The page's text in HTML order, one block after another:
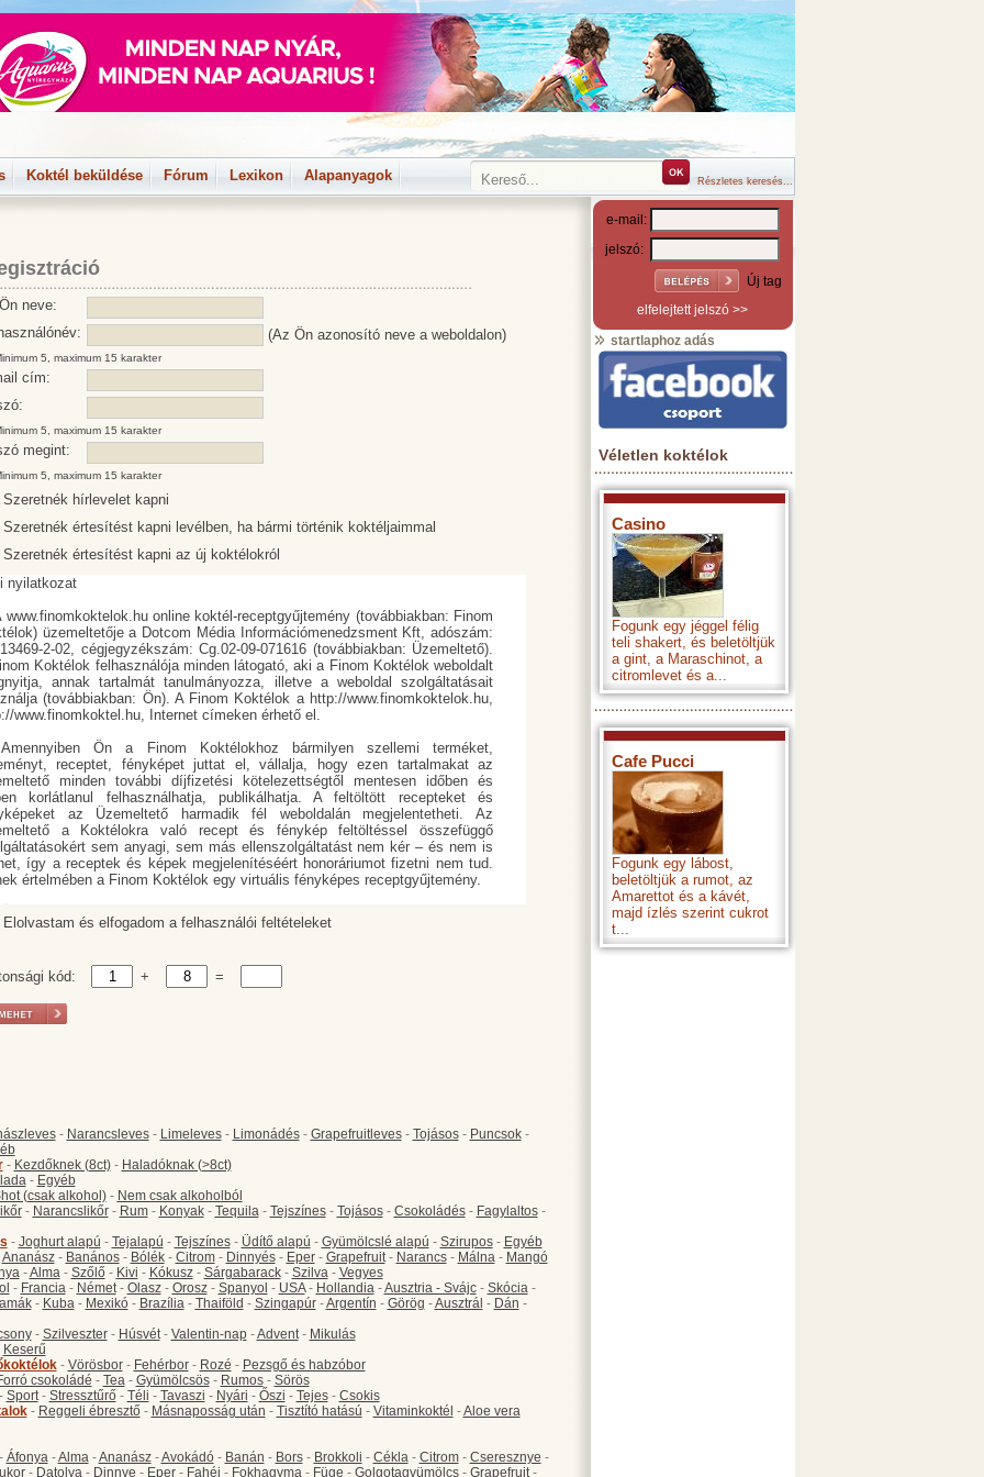
Koktél beküldése Fórum Lexikon Alapanyagok Részletes keresés...
neve:
(Az Ön azonosító neve a weboldalon)
5, maximum 15 karakter
cím:
5, maximum 15 karakter
megint:
5, maximum 15 karakter
Szeretnék hírlevelet kapni
Szeretnék értesítést kapni levélben, ha bármi történik koktéljaimmal
Szeretnék értesítést kapni az új koktélokról
Elolvastam és elfogadom a felhasználói feltételeket
kód: + =
- Narancsleves- Limeleves- Limonádés- Grapefruitleves- Tojásos- Puncsok-
- Kezdőknek (8ct)- Haladóknak (>8ct)
- Egyéb
(csak alkohol)- Nem csak alkoholból
- Narancslikőr- Rum- Konyak- Tequila- Tejszínes- Tojásos- Csokoládés- Fagylaltos-
- Joghurt alapú - Tejalapú - Tejszínes- Üdítő alapú - Gyümölcslé alapú - Szirupos- Egyéb
Ananász- Banános- Bólék- Citrom- Dinnyés- Eper- Grapefruit- Narancs- Málna- Mangó
-Alma- Szőlő- Kivi - Kókusz- Sárgabarack- Szilva- Vegyes
- Francia- Német- Olasz- Orosz- Spanyol - USA- Hollandia-Ausztria - Svájc- Skócia-
- Kuba- Mexikó- Brazília- Thaiföld - Szingapúr-Argentín - Görög -Ausztrál - Dán -
- Szilveszter- Húsvét- Valentin-nap-Advent- Mikulás
Keserű
- Vörösbor- Fehérbor- Rozé - Pezsgő és habzóbor
csokoládé - Tea- Gyümölcsös- Rumos- Sörös
Sport- Stressztűrő- Téli - Tavaszi - Nyári - Őszi - Tejes- Csokis
- Reggeli ébresztő- Másnaposság után - Tisztító hatású - Vitaminkoktél -Aloe vera
Áfonya-Alma-Ananász-Avokádó- Banán - Bors- Brokkoli - Cékla- Citrom- Cseresznye -
- Datolya- Dinnye - Eper- Fahéj - Fokhagyma- Füge - Golgotagyümölcs- Grapefruit-
e-mail:
jelszó:
Új tag
elfelejtett jelszó >>
startlaphoz adás
Véletlen koktélok
Casino
Fogunk egy jéggel félig
teli shakert, és beletöltjük
a gint, a Maraschinot, a
citromlevet és a...
Cafe Pucci
Fogunk egy lábost,
beletöltjük a rumot, az
Amarettot és a kávét,
majd ízlés szerint cukrot
t...